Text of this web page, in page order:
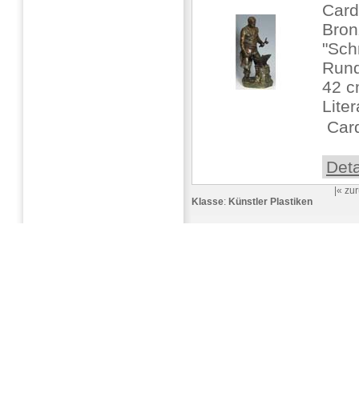
42
|«
Klasse: Künstler Plastiken